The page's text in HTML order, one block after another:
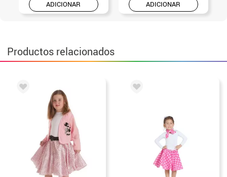
ADICIONAR ADICIONAR
Productos relacionados